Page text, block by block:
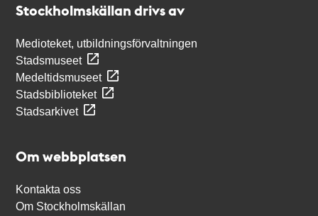
Stockholmskällan drivs av
Medioteket, utbildningsförvaltningen
Stadsmuseet
Medeltidsmuseet
Stadsbiblioteket
Stadsarkivet
Om webbplatsen
Kontakta oss
Om Stockholmskällan